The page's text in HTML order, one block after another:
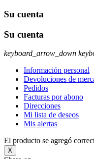
Su cuenta
Su cuenta
keyboard_arrow_down
Información personal
Devoluciones de
Pedidos
Facturas por abono
Direcciones
Mi lista de deseos
Mis alertas
El producto se agregó
X